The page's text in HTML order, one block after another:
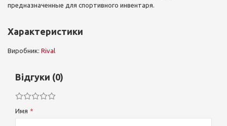
предназначенные для спортивного инвентаря.
Характеристики
Виробник: Rival
Відгуки (0)
Имя